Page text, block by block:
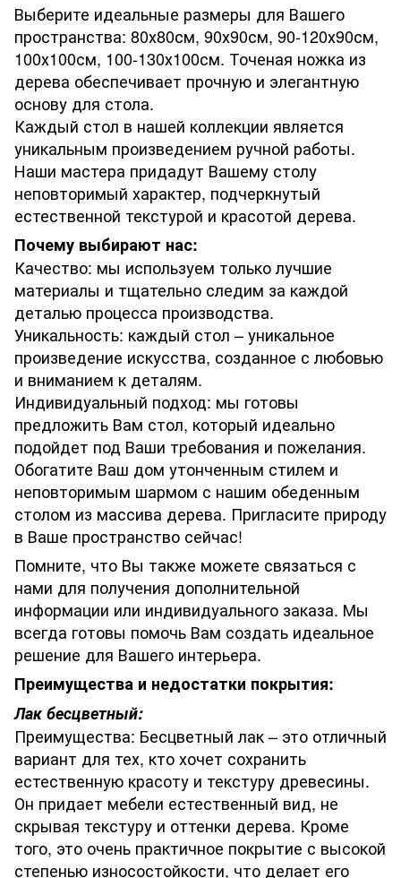
Выберите идеальные размеры для Вашего
пространства: 80х80см, 90х90см, 90-120х90см,
100х100см, 100-130х100см. Точеная ножка из
дерева обеспечивает прочную и элегантную
основу для стола.
Каждый стол в нашей коллекции является
уникальным произведением ручной работы.
Наши мастера придадут Вашему столу
неповторимый характер, подчеркнутый
естественной текстурой и красотой дерева.
Почему выбирают нас:
Качество: мы используем только лучшие
материалы и тщательно следим за каждой
деталью процесса производства.
Уникальность: каждый стол – уникальное
произведение искусства, созданное с любовью
и вниманием к деталям.
Индивидуальный подход: мы готовы
предложить Вам стол, который идеально
подойдет под Ваши требования и пожелания.
Обогатите Ваш дом утонченным стилем и
неповторимым шармом с нашим обеденным
столом из массива дерева. Пригласите природу
в Ваше пространство сейчас!
Помните, что Вы также можете связаться с
нами для получения дополнительной
информации или индивидуального заказа. Мы
всегда готовы помочь Вам создать идеальное
решение для Вашего интерьера.
Преимущества и недостатки покрытия:
Лак бесцветный:
Преимущества: Бесцветный лак – это отличный
вариант для тех, кто хочет сохранить
естественную красоту и текстуру древесины.
Он придает мебели естественный вид, не
скрывая текстуру и оттенки дерева. Кроме
того, это очень практичное покрытие с высокой
степенью износостойкости, что делает его